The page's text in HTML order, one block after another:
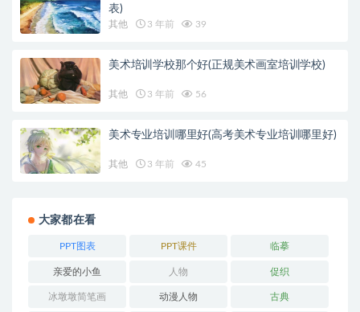
表)
其他 3 年前 39
美术培训学校那个好(正规美术画室培训学校)
其他 3 年前 56
美术专业培训哪里好(高考美术专业培训哪里好)
其他 3 年前 45
大家都在看
PPT图表 PPT课件 临摹
亲爱的小鱼 人物 促织
冰墩墩简笔画 动漫人物 古典